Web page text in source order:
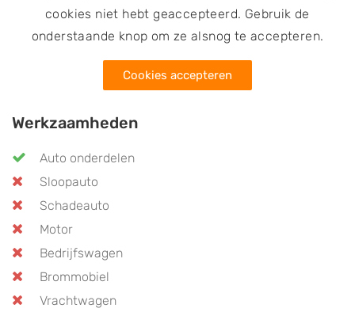
cookies niet hebt geaccepteerd. Gebruik de
onderstaande knop om ze alsnog te accepteren.
Cookies accepteren
Werkzaamheden
Auto onderdelen
Sloopauto
Schadeauto
Motor
Bedrijfswagen
Brommobiel
Vrachtwagen